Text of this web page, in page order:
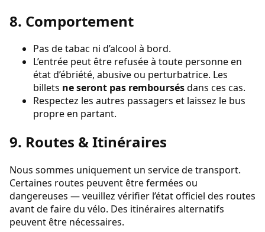
8. Comportement
Pas de tabac ni d’alcool à bord.
L’entrée peut être refusée à toute personne en
état d’ébriété, abusive ou perturbatrice. Les
billets ne seront pas remboursésdans ces cas.
Respectez les autres passagers et laissez le bus
propre en partant.
9. Routes & Itinéraires
Nous sommes uniquement un service de transport.
Certaines routes peuvent être fermées ou
dangereuses — veuillez vérifier l’état officiel des routes
avant de faire du vélo. Des itinéraires alternatifs
peuvent être nécessaires.